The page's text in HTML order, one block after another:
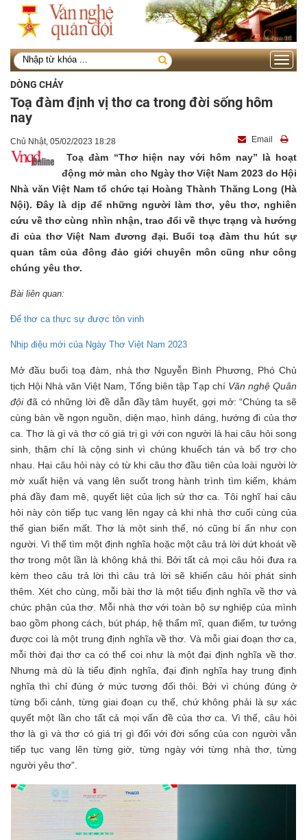
Toggle
DÒNG CHẢY
Toạ đàm định vị thơ ca trong đời sống hôm
nay
Chủ Nhật, 05/02/2023 18:28 Email
Toạ đàm “Thơ hiện nay với hôm nay” là hoạt
động mở màn cho Ngày thơ Việt Nam 2023 do Hội
Nhà văn Việt Nam tổ chức tại Hoàng Thành Thăng Long (Hà
Nội). Đây là dịp để những người làm thơ, yêu thơ, nghiên
cứu về thơ cùng nhìn nhận, trao đổi về thực trạng và hướng
đi của thơ Việt Nam đương đại. Buổi toạ đàm thu hút sự
quan tâm của đông đảo giới chuyên môn cũng như công
chúng yêu thơ.
Bài liên quan:
Để thơ ca thực sự được tôn vinh
Nhịp điệu mới của Ngày Thơ Việt Nam 2023
Mở đầu buổi toạ đàm, nhà thơ Nguyễn Bình Phương, Phó Chủ
tịch Hội Nhà văn Việt Nam, Tổng biên tập Tạp chí Văn nghệ Quân
độiđã có những lời đề dẫn đầy tâm huyết, gợi mở: “Chúng ta sẽ
cùng bàn về ngọn nguồn, diện mạo, hình dáng, hướng đi của thơ
ca. Thơ là gì và thơ có giá trị gì với con người là hai câu hỏi song
sinh, thậm chí là cộng sinh vì chúng khuếch tán và bổ trợ cho
nhau. Hai câu hỏi này có từ khi câu thơ đầu tiên của loài người lờ
mờ xuất hiện và vang lên suốt trong hành trình tìm kiếm, khám
phá đầy đam mê, quyết liệt của lịch sử thơ ca. Tôi nghĩ hai câu
hỏi này còn tiếp tục vang lên ngay cả khi nhà thơ cuối cùng của
thế gian biến mất. Thơ là một sinh thể, nó cũng bí ẩn như con
người. Vì thế tìm một định nghĩa hoặc một câu trả lời dứt khoát về
thơ trong một lần là không khả thi. Bởi tất cả mọi câu hỏi đưa ra
kèm theo câu trả lời thì câu trả lời sẽ khiến câu hỏi phát sinh
thêm. Xét cho cùng, mỗi bài thơ là một tiểu định nghĩa về thơ và
chức phận của thơ. Mỗi nhà thơ với toàn bộ sự nghiệp của mình
bao gồm phong cách, bút pháp, hệ thẩm mĩ, quan điểm, tư tưởng
được coi là một trung định nghĩa về thơ. Và mỗi giai đoạn thơ ca,
mỗi thời đại thơ ca có thể coi như là một đại định nghĩa về thơ.
Nhưng mà dù là tiểu định nghĩa, đại định nghĩa hay trung định
nghĩa thì chỉ đúng ở mức tương đối thôi. Bởi vì chúng đúng ở
từng bối cảnh, từng giai đoạn cụ thể, chứ không phải là sự xác
quyết một lần cho tất cả mọi vấn đề của thơ ca. Vì thế, câu hỏi
thơ là gì và thơ có giá trị gì đối với đời sống của con người vẫn
tiếp tục vang lên từng giờ, từng ngày với từng nhà thơ, từng
người yêu thơ”.